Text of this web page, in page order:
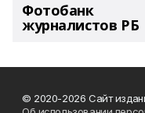
Фотобанк
журналистов РБ
© 2020-2026 Сайт